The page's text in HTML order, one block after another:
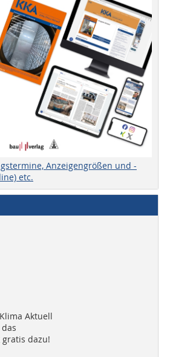
Anzeigengrößen und -
etc.
Aktuell
gratis dazu!